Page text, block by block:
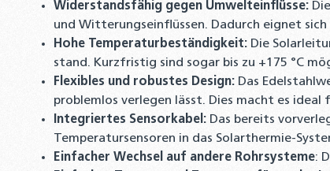
Widerstandsfähig gegen Umwelteinflüsse:
und Witterungseinflüssen. Dadurch eignet
Hohe Temperaturbeständigkeit: Die
stand. Kurzfristig sind sogar bis zu +175 °C
Flexibles und robustes Design: Das
problemlos verlegen lässt. Dies macht es ideal
Integriertes Sensorkabel: Das bereits
Temperatursensoren in das Solarthermie-
Einfacher Wechsel auf andere Rohrsysteme: